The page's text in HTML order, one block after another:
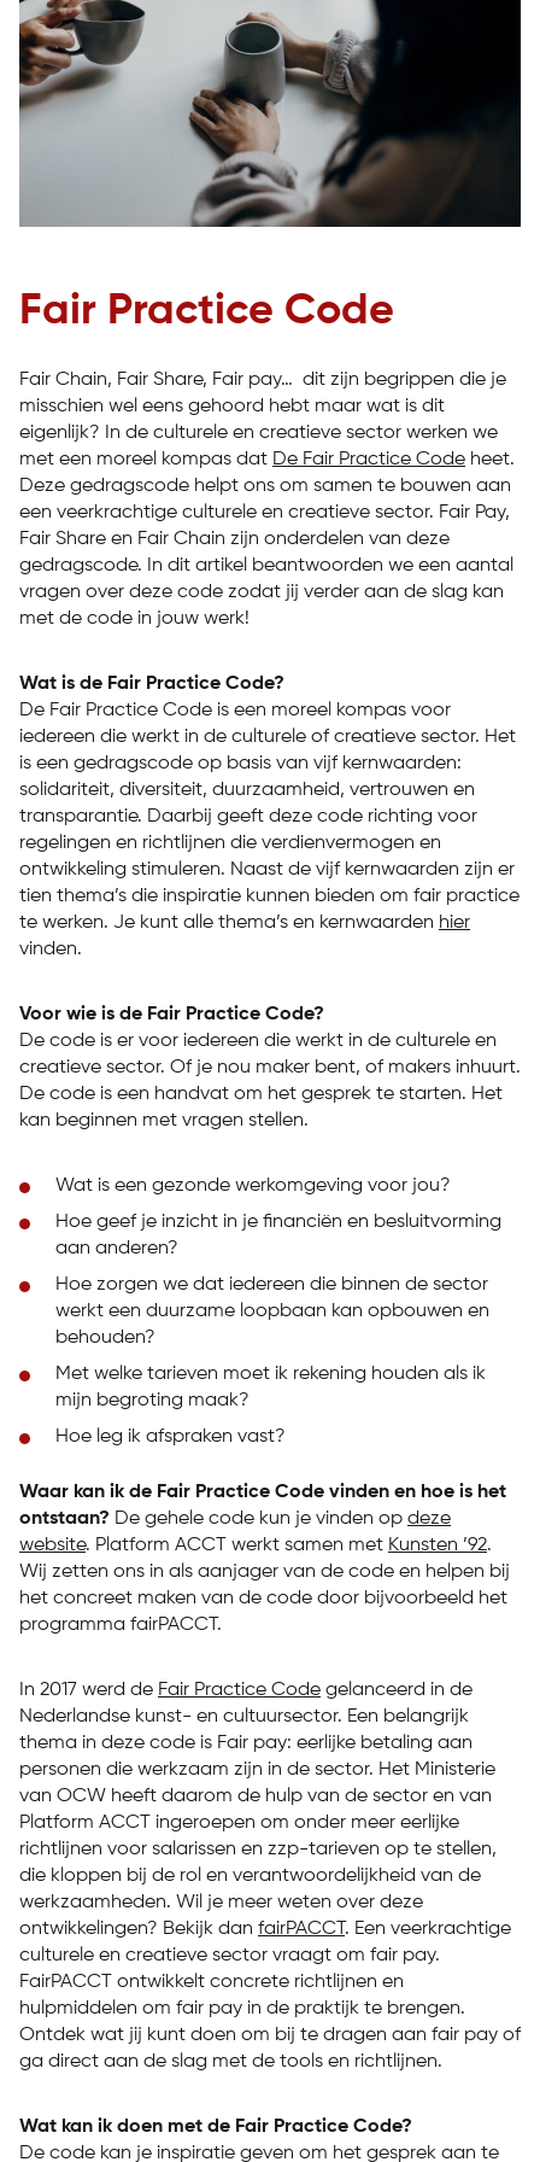
Fair Practice Code
Fair Chain, Fair Share, Fair pay… dit zijn begrippen die je
misschien wel eens gehoord hebt maar wat is dit
eigenlijk? In de culturele en creatieve sector werken we
met een moreel kompas dat De Fair Practice Code heet.
Deze gedragscode helpt ons om samen te bouwen aan
een veerkrachtige culturele en creatieve sector. Fair Pay,
Fair Share en Fair Chain zijn onderdelen van deze
gedragscode. In dit artikel beantwoorden we een aantal
vragen over deze code zodat jij verder aan de slag kan
met de code in jouw werk!
Wat is de Fair Practice Code?
De Fair Practice Code is een moreel kompas voor
iedereen die werkt in de culturele of creatieve sector. Het
is een gedragscode op basis van vijf kernwaarden:
solidariteit, diversiteit, duurzaamheid, vertrouwen en
transparantie. Daarbij geeft deze code richting voor
regelingen en richtlijnen die verdienvermogen en
ontwikkeling stimuleren. Naast de vijf kernwaarden zijn er
tien thema’s die inspiratie kunnen bieden om fair practice
te werken. Je kunt alle thema’s en kernwaarden hier
vinden.
Voor wie is de Fair Practice Code?
De code is er voor iedereen die werkt in de culturele en
creatieve sector. Of je nou maker bent, of makers inhuurt.
De code is een handvat om het gesprek te starten. Het
kan beginnen met vragen stellen.
Wat is een gezonde werkomgeving voor jou?
Hoe geef je inzicht in je financiën en besluitvorming
aan anderen?
Hoe zorgen we dat iedereen die binnen de sector
werkt een duurzame loopbaan kan opbouwen en
behouden?
Met welke tarieven moet ik rekening houden als ik
mijn begroting maak?
Hoe leg ik afspraken vast?
Waar kan ik de Fair Practice Code vinden en hoe is het
ontstaan? De gehele code kun je vinden op deze
website. Platform ACCT werkt samen met Kunsten ’92.
Wij zetten ons in als aanjager van de code en helpen bij
het concreet maken van de code door bijvoorbeeld het
programma fairPACCT.
In 2017 werd de Fair Practice Code gelanceerd in de
Nederlandse kunst- en cultuursector. Een belangrijk
thema in deze code is Fair pay: eerlijke betaling aan
personen die werkzaam zijn in de sector. Het Ministerie
van OCW heeft daarom de hulp van de sector en van
Platform ACCT ingeroepen om onder meer eerlijke
richtlijnen voor salarissen en zzp-tarieven op te stellen,
die kloppen bij de rol en verantwoordelijkheid van de
werkzaamheden. Wil je meer weten over deze
ontwikkelingen? Bekijk dan fairPACCT. Een veerkrachtige
culturele en creatieve sector vraagt om fair pay.
FairPACCT ontwikkelt concrete richtlijnen en
hulpmiddelen om fair pay in de praktijk te brengen.
Ontdek wat jij kunt doen om bij te dragen aan fair pay of
ga direct aan de slag met de tools en richtlijnen.
Wat kan ik doen met de Fair Practice Code?
De code kan je inspiratie geven om het gesprek aan te